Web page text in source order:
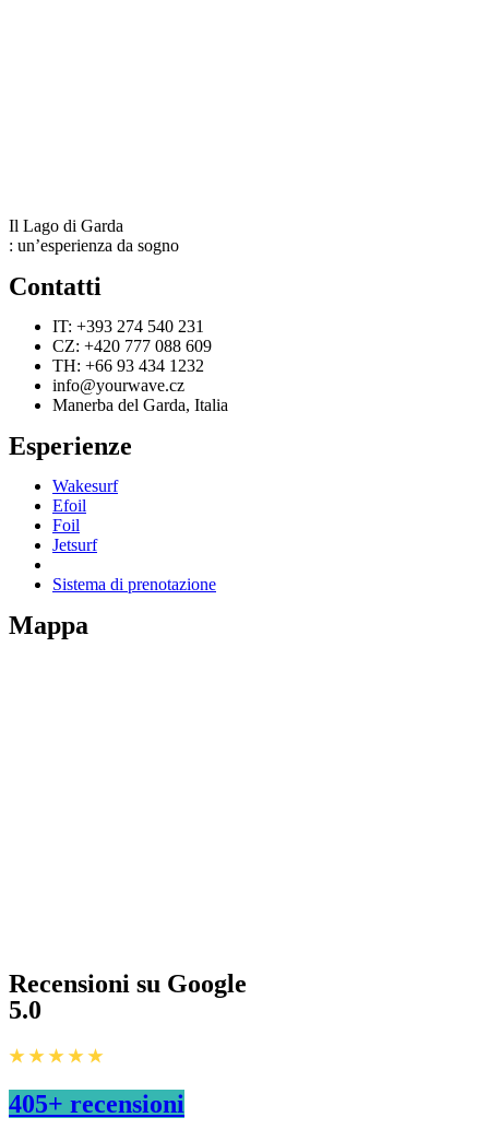
Il Lago di Garda
: un’esperienza da sogno
Contatti
IT: +393 274 540 231
CZ: +420 777 088 609
TH: +66 93 434 1232
info@yourwave.cz
Manerba del Garda, Italia
Esperienze
Wakesurf
Efoil
Foil
Jetsurf
Sistema di prenotazione
Mappa
Recensioni su Google
5.0
★ ★ ★ ★ ★
405+ recensioni